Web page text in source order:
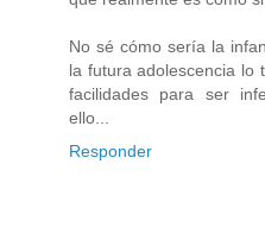
No sé cómo sería la
la futura adolescencia lo
facilidades para ser
ello...
Responder